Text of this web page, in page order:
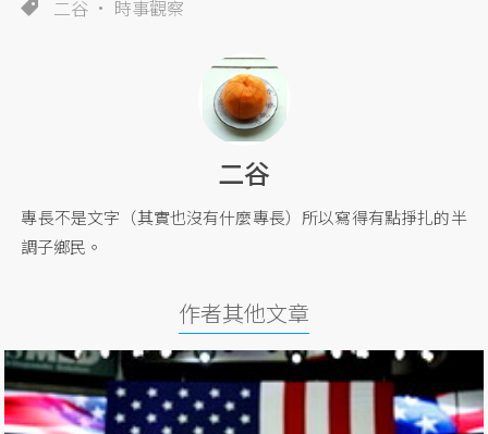
二谷 時事觀察
二谷
專長不是文字（其實也沒有什麼專長）所以寫得有點掙扎的半
調子鄉民。
作者其他文章